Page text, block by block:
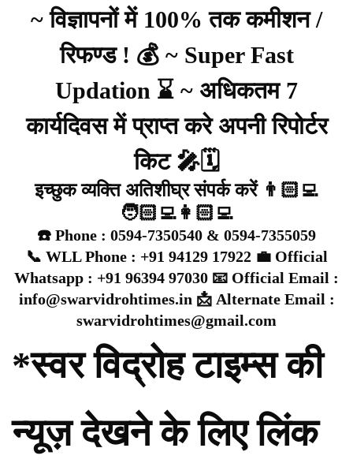
~ विज्ञापनों में 100% तक कमीशन /
रिफण्ड ! 💰 ~ Super Fast
Updation ⌛ ~ अधिकतम 7
कार्यदिवस में प्राप्त करे अपनी रिपोर्टर
किट 🎤🗓️
इच्छुक व्यक्ति अतिशीघ्र संपर्क करें 👨🏻‍💻
🧑🏻‍💻👩🏻‍💻
☎️ Phone : 0594-7350540 & 0594-7355059
📞 WLL Phone : +91 94129 17922 💼 Official
Whatsapp : +91 96394 97030 📧 Official Email :
info@swarvidrohtimes.in 📩 Alternate Email :
swarvidrohtimes@gmail.com
*स्वर विद्रोह टाइम्स की
न्यूज़ देखने के लिए लिंक